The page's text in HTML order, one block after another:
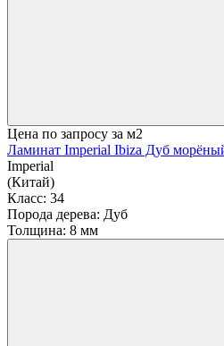
Цена по запросу за м2
Ламинат Imperial Ibiza Дуб
Imperial
(Китай)
Класс: 34
Порода дерева: Дуб
Толщина: 8 мм